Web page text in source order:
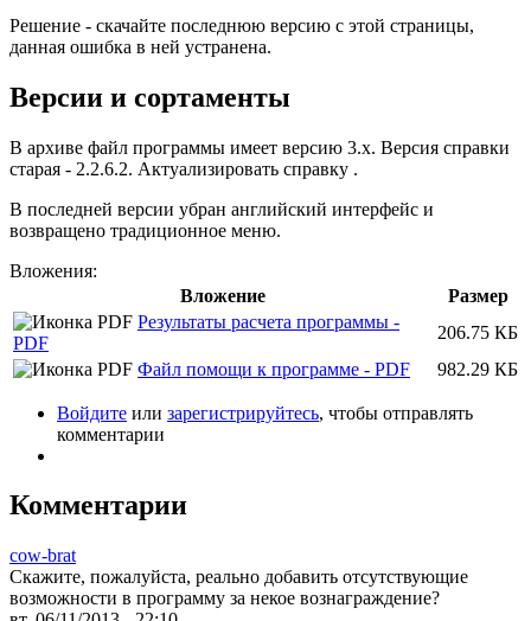
Решение - скачайте последнюю версию с этой страницы,
данная ошибка в ней устранена.
Версии и сортаменты
В архиве файл программы имеет версию 3.х. Версия справки
старая - 2.2.6.2. Актуализировать справку .
В последней версии убран английский интерфейс и
возвращено традиционное меню.
Вложения:
Вложение
Размер
Результаты расчета программы -
PDF
206.75 КБ
Файл помощи к программе - PDF
982.29 КБ
Войдите или зарегистрируйтесь, чтобы отправлять
комментарии
Комментарии
cow-brat
Скажите, пожалуйста, реально добавить отсутствующие
возможности в программу за некое вознаграждение?